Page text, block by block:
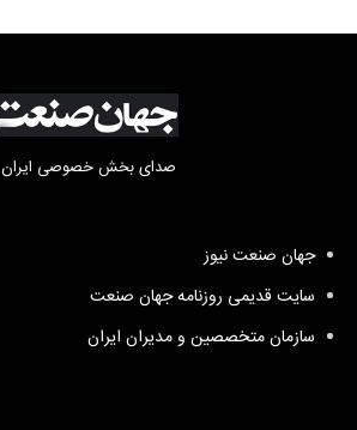
صدای بخش خصوصی ایران
جهان صنعت نیوز
سایت قدیمی روزنامه جهان صنعت
سازمان متخصصین و مدیران ایران